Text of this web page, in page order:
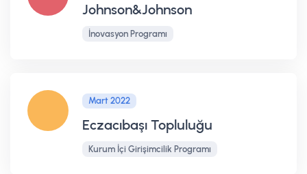
Johnson&Johnson
İnovasyon Programı
Mart 2022
Eczacıbaşı Topluluğu
Kurum İçi Girişimcilik Programı